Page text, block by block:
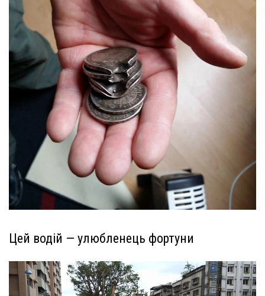
Цей водій — улюбленець фортуни